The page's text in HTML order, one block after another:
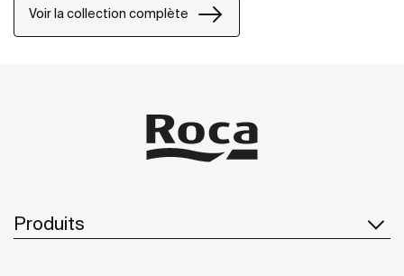
permet de donner vie à des espaces de bain dans
tous les styles.
Voir la collection complète
Produits